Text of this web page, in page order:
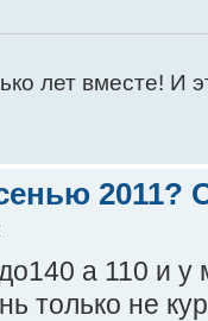
лет вместе! И
2011?
а 110 и
только не